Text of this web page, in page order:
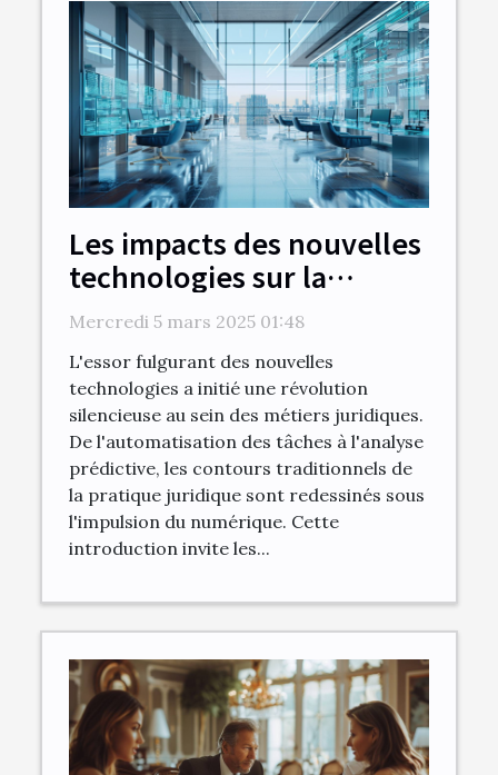
Les impacts des nouvelles
technologies sur la
pratique juridique
Mercredi 5 mars 2025 01:48
L'essor fulgurant des nouvelles
technologies a initié une révolution
silencieuse au sein des métiers juridiques.
De l'automatisation des tâches à l'analyse
prédictive, les contours traditionnels de
la pratique juridique sont redessinés sous
l'impulsion du numérique. Cette
introduction invite les...